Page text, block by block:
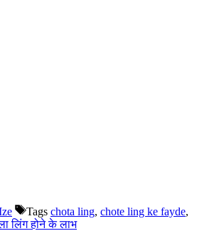
Tags chota ling, chote ling ke fayde,
लिंग होने के लाभ